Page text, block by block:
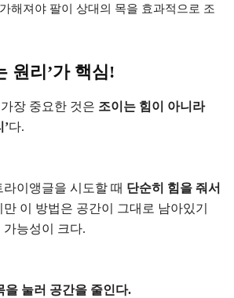
해져야 팔이 상대의 목을 효과적으로 조
원리’가 핵심!
장 중요한 것은 조이는 힘이 아니라
’다.
이앵글을 시도할 때 단순히 힘을 줘서
만 이 방법은 공간이 그대로 남아있기
능성이 크다.
을 눌러 공간을 줄인다.